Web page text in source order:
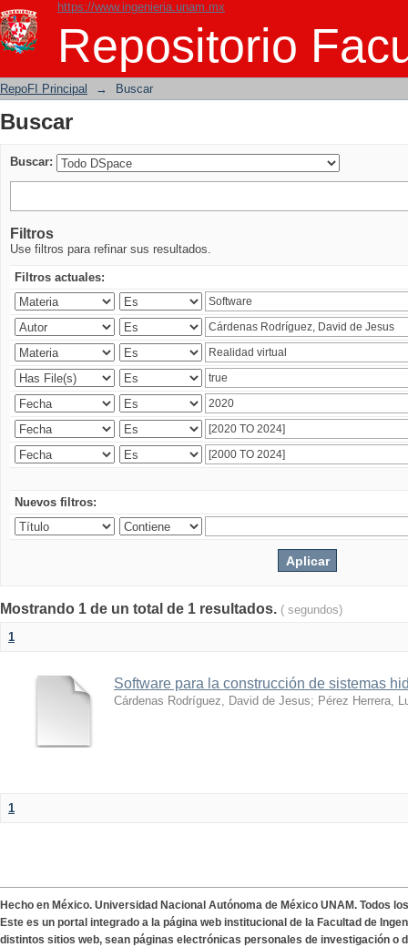
https://www.ingenieria.unam.mx
Repositorio
Buscar
RepoFI Principal → Buscar
Buscar
Buscar:
Filtros
Use filtros para refinar sus resultados.
Filtros actuales:
Nuevos filtros:
Mostrando 1 de un total de 1 resultados. ( segundos)
1
Software para la construcción de sistemas
Cárdenas Rodríguez, David de Jesus; Pérez Herrera,
1
Hecho en México. Universidad Nacional Autónoma de México UNAM. Todos
Este es un portal integrado a la página web institucional de la Facultad de
distintos sitios web, sean páginas electrónicas personales de investigación o